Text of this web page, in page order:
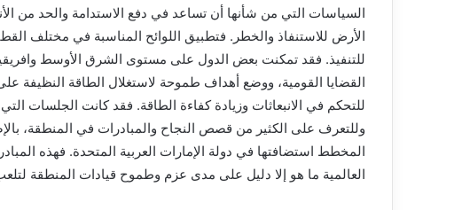
السياسات التي من شأنها أن تساعد في دفع الاستدامة والحد من
الأرض للاستنفاذ والخطر. فتطبيق اللوائح المناسبة في مختلف
للتنفيذ. فقد تمكنت بعض الدول على مستوى الشرق الأوسط
القضايا القومية، ووضع أهداف طموحة لاستغلال الطاقة النظيفة
للتحكم في الانبعاثات وزيادة كفاءة الطاقة. فقد كانت الجلسات
المخطط استضافتها في دولة الإمارات العربية المتحدة. فهذه
العالمية ما هو إلا دليل على مدى عزم وطموح قيادات المنطقة